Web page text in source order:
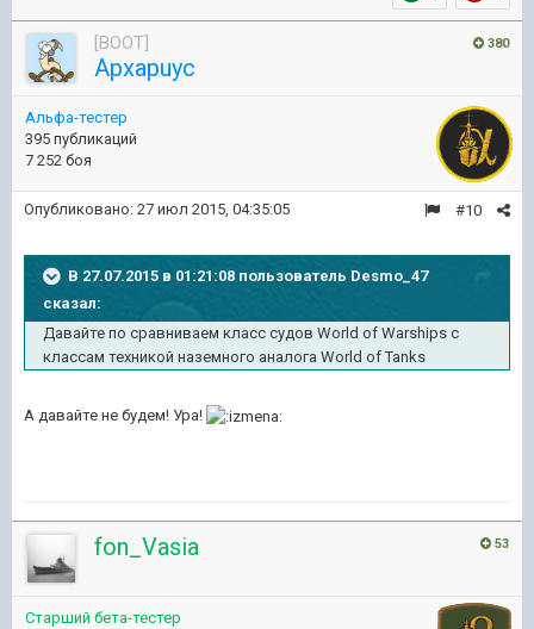
380
[BOOT]
Apxapuyc
Альфа-тестер
395 публикаций
7 252 боя
#10
Опубликовано: 27 июл 2015, 04:35:05
В 27.07.2015 в 01:21:08 пользователь Desmo_47
сказал:
Давайте по сравниваем класс судов World of Warships с
классам техникой наземного аналога World of Tanks
А давайте не будем! Ура!
53
fon_Vasia
Старший бета-тестер